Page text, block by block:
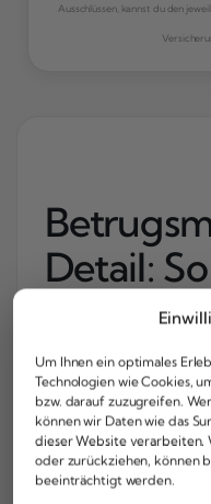
Um Ihnen ein optimales
Technologien wie Cookies,
bzw. darauf zuzugreifen.
können wir Daten wie das
dieser Website verarbeiten.
oder zurückziehen, können
beeinträchtigt werden.
Ausschlüssen, kannst du den
Detail:
Kriminelle sind
Methoden
Maschen kennt,
täuschen. Hier